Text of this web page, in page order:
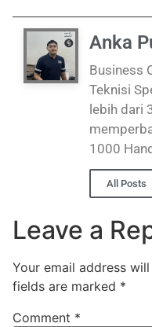
Anka
Business
Teknisi
lebih dari
1000
All Posts
Leave a
Your email address
fields are marked *
Comment *